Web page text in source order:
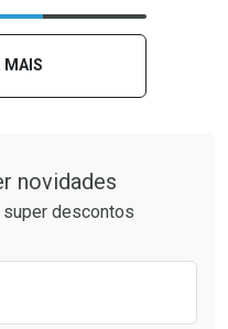
Menos
MAIS
novidades
descontos